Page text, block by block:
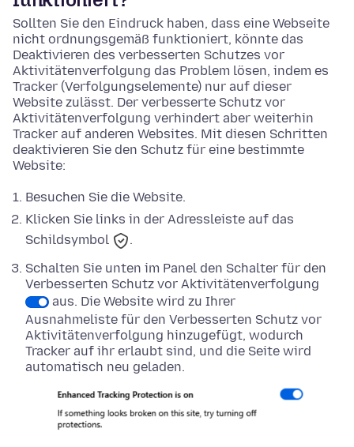
Sollten Sie den Eindruck haben, dass eine Webseite
nicht ordnungsgemäß funktioniert, könnte das
Deaktivieren des verbesserten Schutzes vor
Aktivitätenverfolgung das Problem lösen, indem es
Tracker (Verfolgungselemente) nur auf dieser
Website zulässt. Der verbesserte Schutz vor
Aktivitätenverfolgung verhindert aber weiterhin
Tracker auf anderen Websites. Mit diesen Schritten
deaktivieren Sie den Schutz für eine bestimmte
Website:
Besuchen Sie die Website.
Klicken Sie links in der Adressleiste auf das
Schildsymbol
.
Schalten Sie unten im Panel den Schalter für den
Verbesserten Schutz vor Aktivitätenverfolgung
aus. Die Website wird zu Ihrer
Ausnahmeliste für den Verbesserten Schutz vor
Aktivitätenverfolgung hinzugefügt, wodurch
Tracker auf ihr erlaubt sind, und die Seite wird
automatisch neu geladen.